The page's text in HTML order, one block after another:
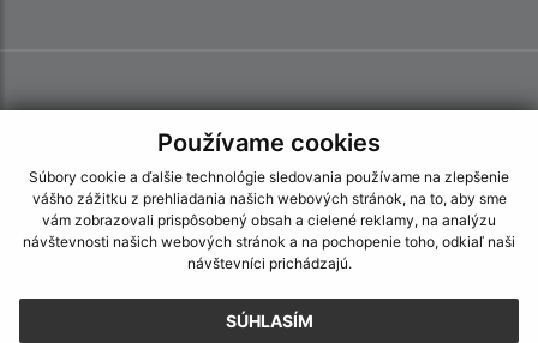
Používame cookies
Súbory cookie a ďalšie technológie sledovania používame na zlepšenie
vášho zážitku z prehliadania našich webových stránok, na to, aby sme
vám zobrazovali prispôsobený obsah a cielené reklamy, na analýzu
návštevnosti našich webových stránok a na pochopenie toho, odkiaľ naši
návštevníci prichádzajú.
SÚHLASÍM